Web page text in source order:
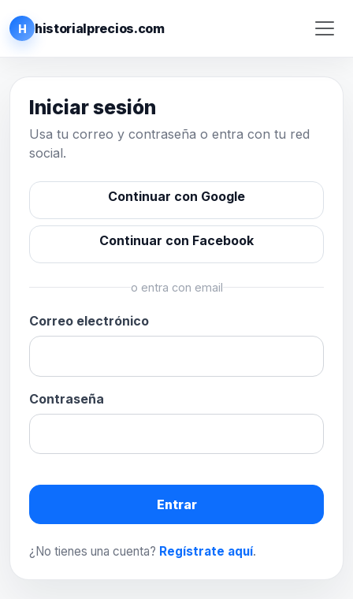
H historialprecios.com
Iniciar sesión
Usa tu correo y contraseña o entra con tu red
social.
Continuar con Google
Continuar con Facebook
o entra con email
Correo electrónico
Contraseña
Entrar
¿No tienes una cuenta? Regístrate aquí.